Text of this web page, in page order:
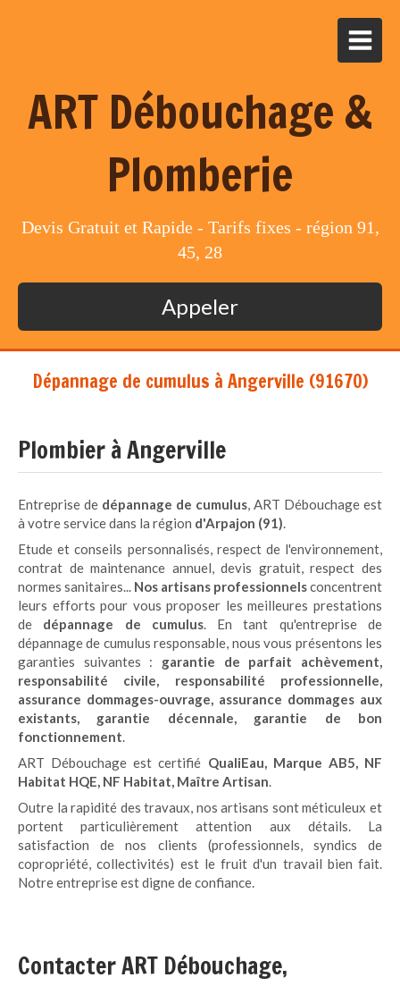
ART Débouchage &
Plomberie
Devis Gratuit et Rapide - Tarifs fixes - région 91,
45, 28
Appeler
Dépannage de cumulus à Angerville (91670)
Plombier à Angerville
Entreprise de dépannage de cumulus, ART Débouchage est
à votre service dans la région d'Arpajon (91).
Etude et conseils personnalisés, respect de l'environnement,
contrat de maintenance annuel, devis gratuit, respect des
normes sanitaires... Nos artisans professionnelsconcentrent
leurs efforts pour vous proposer les meilleures prestations
de dépannage de cumulus. En tant qu'entreprise de
dépannage de cumulus responsable, nous vous présentons les
garanties suivantes : garantie de parfait achèvement,
responsabilité civile, responsabilité professionnelle,
assurance dommages-ouvrage, assurance dommages aux
existants, garantie décennale, garantie de bon
fonctionnement.
ART Débouchage est certifié QualiEau, Marque AB5, NF
Habitat HQE, NF Habitat, Maître Artisan.
Outre la rapidité des travaux, nos artisans sont méticuleux et
portent particulièrement attention aux détails. La
satisfaction de nos clients (professionnels, syndics de
copropriété, collectivités) est le fruit d'un travail bien fait.
Notre entreprise est digne de confiance.
Contacter ART Débouchage,